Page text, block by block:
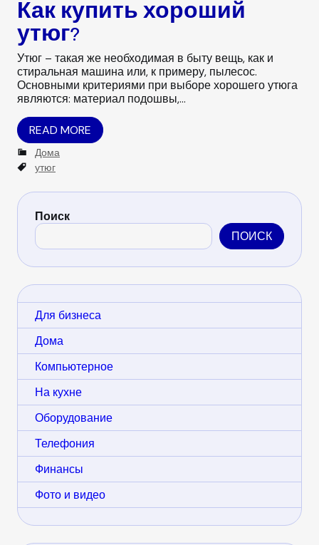
Как купить хороший
утюг?
Утюг – такая же необходимая в быту вещь, как и
стиральная машина или, к примеру, пылесос.
Основными критериями при выборе хорошего утюга
являются: материал подошвы,…
READ MORE
C
a
t
e
o
r
i
Дома
T
g
утюг
Поиск
ПОИСК
Для бизнеса
Дома
Компьютерное
На кухне
Оборудование
Телефония
Финансы
Фото и видео